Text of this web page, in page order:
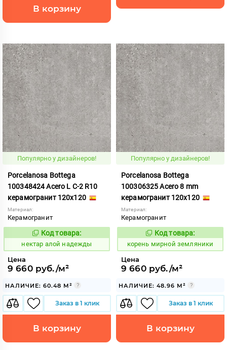
В корзину
Популярно у дизайнеров!
Porcelanosa Bottega
100348424 Acero L С-2 R10
керамогранит 120x120
Материал:
Керамогранит
1125182
Код товара:
нектар алой надежды
Цена
9 660 руб./м²
НАЛИЧИЕ: 60.48 М²
Заказ в 1 клик
В корзину
Популярно у дизайнеров!
Porcelanosa Bottega
100306325 Acero 8 mm
керамогранит 120x120
Материал:
Керамогранит
788406
Код товара:
корень мирной земляники
Цена
9 660 руб./м²
НАЛИЧИЕ: 48.96 М²
Заказ в 1 клик
В корзину